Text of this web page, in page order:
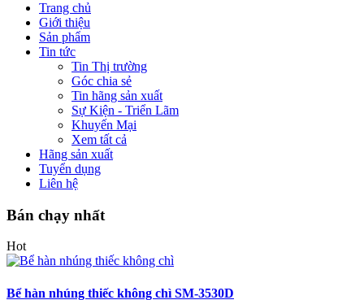
Trang chủ
Giới thiệu
Sản phẩm
Tin tức
Tin Thị trường
Góc chia sẻ
Tin hãng sản xuất
Sự Kiện - Triển Lãm
Khuyến Mại
Xem tất cả
Hãng sản xuất
Tuyển dụng
Liên hệ
Bán chạy nhất
Hot
Bể hàn nhúng thiếc không chì SM-3530D